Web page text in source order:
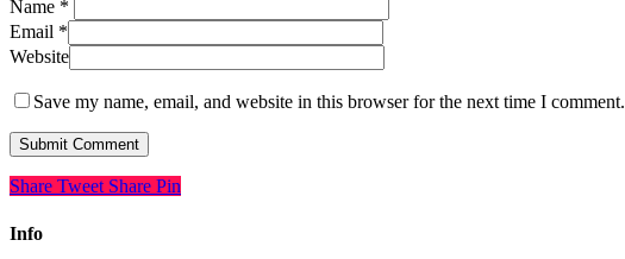
Name *
Email *
Website
Save my name, email, and website in this browser for the next time I comment.
Share Tweet Share Pin
Info